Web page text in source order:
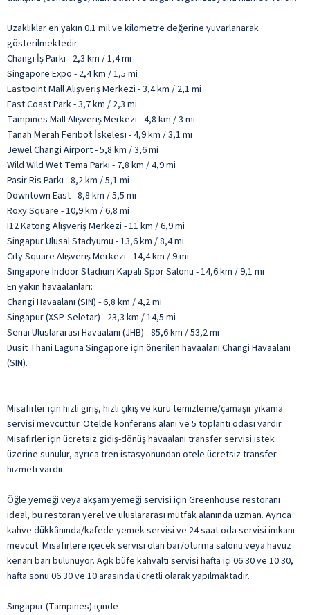
Uzaklıklar en yakın 0.1 mil ve kilometre değerine yuvarlanarak
gösterilmektedir.
Changi İş Parkı - 2,3 km / 1,4 mi
Singapore Expo - 2,4 km / 1,5 mi
Eastpoint Mall Alışveriş Merkezi - 3,4 km / 2,1 mi
East Coast Park - 3,7 km / 2,3 mi
Tampines Mall Alışveriş Merkezi - 4,8 km / 3 mi
Tanah Merah Feribot İskelesi - 4,9 km / 3,1 mi
Jewel Changi Airport - 5,8 km / 3,6 mi
Wild Wild Wet Tema Parkı - 7,8 km / 4,9 mi
Pasir Ris Parkı - 8,2 km / 5,1 mi
Downtown East - 8,8 km / 5,5 mi
Roxy Square - 10,9 km / 6,8 mi
I12 Katong Alışveriş Merkezi - 11 km / 6,9 mi
Singapur Ulusal Stadyumu - 13,6 km / 8,4 mi
City Square Alışveriş Merkezi - 14,4 km / 9 mi
Singapore Indoor Stadium Kapalı Spor Salonu - 14,6 km / 9,1 mi
En yakın havaalanları:
Changi Havaalanı (SIN) - 6,8 km / 4,2 mi
Singapur (XSP-Seletar) - 23,3 km / 14,5 mi
Senai Uluslararası Havaalanı (JHB) - 85,6 km / 53,2 mi
Dusit Thani Laguna Singapore için önerilen havaalanı Changi Havaalanı
(SIN).
Misafirler için hızlı giriş, hızlı çıkış ve kuru temizleme/çamaşır yıkama
servisi mevcuttur. Otelde konferans alanı ve 5 toplantı odası vardır.
Misafirler için ücretsiz gidiş-dönüş havaalanı transfer servisi istek
üzerine sunulur, ayrıca tren istasyonundan otele ücretsiz transfer
hizmeti vardır.
Öğle yemeği veya akşam yemeği servisi için Greenhouse restoranı
ideal, bu restoran yerel ve uluslararası mutfak alanında uzman. Ayrıca
kahve dükkânında/kafede yemek servisi ve 24 saat oda servisi imkanı
mevcut. Misafirlere içecek servisi olan bar/oturma salonu veya havuz
kenarı barı bulunuyor. Açık büfe kahvaltı servisi hafta içi 06.30 ve 10.30,
hafta sonu 06.30 ve 10 arasında ücretli olarak yapılmaktadır.
Singapur (Tampines) içinde